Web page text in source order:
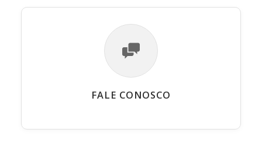
FALE CONOSCO